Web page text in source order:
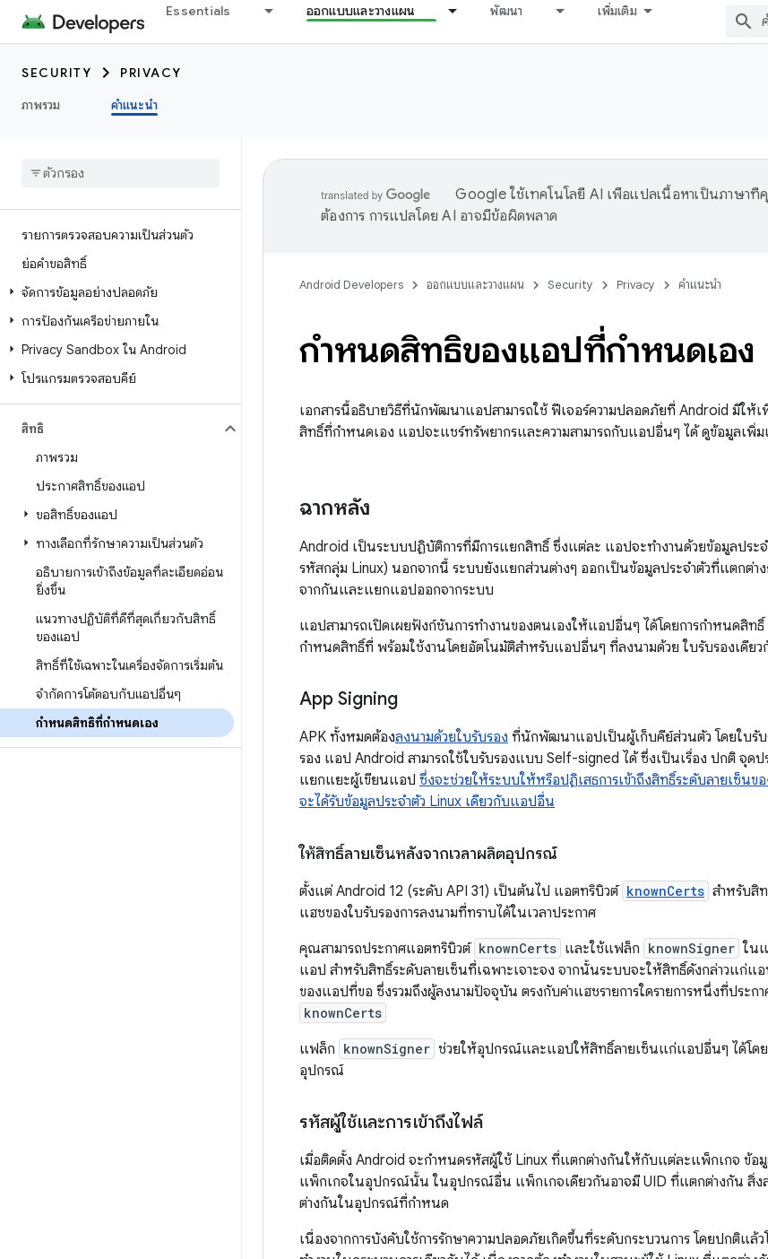
Essentials ออกแบบและวางแผน พัฒนา เพิ่มเติม
SECURITY
PRIVACY
ภาพรวม
คำแนะนำ
รายการตรวจสอบความเป็นส่วนตัว
ย่อคำขอสิทธิ์
จัดการข้อมูลอย่างปลอดภัย
การป้องกันเครือข่ายภายใน
Privacy Sandbox ใน Android
โปรแกรมตรวจสอบคีย์
สิทธิ์
ภาพรวม
ประกาศสิทธิ์ของแอป
ขอสิทธิ์ของแอป
ทางเลือกที่รักษาความเป็นส่วนตัว
อธิบายการเข้าถึงข้อมูลที่ละเอียดอ่อน
ยิ่งขึ้น
แนวทางปฏิบัติที่ดีที่สุดเกี่ยวกับสิทธิ์
ของแอป
สิทธิ์ที่ใช้เฉพาะในเครื่องจัดการเริ่มต้น
จำกัดการโต้ตอบกับแอปอื่นๆ
กำหนดสิทธิ์ที่กำหนดเอง
Google ใช้เทคโนโลยี AI เพื่อแปลเนื้อหาเป็นภาษา
ต้องการ การแปลโดย AI อาจมีข้อผิดพลาด
Android Developers ออกแบบและวางแผน Security Privacy คำแนะนำ
กำหนดสิทธิ์ของแอปที่กำหนดเอง
เอกสารนี้อธิบายวิธีที่นักพัฒนาแอปสามารถใช้ ฟีเจอร์ความปลอดภัยที่ Android มีให้
สิทธิ์ที่กำหนดเอง แอปจะแชร์ทรัพยากรและความสามารถกับแอปอื่นๆ ได้ ดูข้อมูลเพิ่ม
ฉากหลัง
Android เป็นระบบปฏิบัติการที่มีการแยกสิทธิ์ ซึ่งแต่ละ แอปจะทำงานด้วยข้อมูลประ
รหัสกลุ่ม Linux) นอกจากนี้ ระบบยังแยกส่วนต่างๆ ออกเป็นข้อมูลประจำตัวที่แตกต่
จากกันและแยกแอปออกจากระบบ
แอปสามารถเปิดเผยฟังก์ชันการทำงานของตนเองให้แอปอื่นๆ ได้โดยการกำหนดสิท
กำหนดสิทธิ์ที่ พร้อมใช้งานโดยอัตโนมัติสำหรับแอปอื่นๆ ที่ลงนามด้วย ใบรับรองเดียว
App Signing
APK ทั้งหมดต้องลงนามด้วยใบรับรอง ที่นักพัฒนาแอปเป็นผู้เก็บคีย์ส่วนตัว โดยใบรับ
รอง แอป Android สามารถใช้ใบรับรองแบบ Self-signed ได้ ซึ่งเป็นเรื่อง ปกติ จุด
แยกแยะผู้เขียนแอป ซึ่งจะช่วยให้ระบบให้หรือปฏิเสธการเข้าถึงสิทธิ์ระดับลายเซ็น
จะได้รับข้อมูลประจำตัว Linux เดียวกับแอปอื่น
ให้สิทธิ์ลายเซ็นหลังจากเวลาผลิตอุปกรณ์
ตั้งแต่ Android 12 (ระดับ API 31) เป็นต้นไป แอตทริบิวต์ knownCerts สำหรับสิ
แฮชของใบรับรองการลงนามที่ทราบได้ในเวลาประกาศ
คุณสามารถประกาศแอตทริบิวต์ knownCerts และใช้แฟล็ก knownSigner ใน
แอป สำหรับสิทธิ์ระดับลายเซ็นที่เฉพาะเจาะจง จากนั้นระบบจะให้สิทธิ์ดังกล่าวแก่แ
ของแอปที่ขอ ซึ่งรวมถึงผู้ลงนามปัจจุบัน ตรงกับค่าแฮชรายการใดรายการหนึ่งที่ประ
knownCerts
แฟล็ก knownSigner ช่วยให้อุปกรณ์และแอปให้สิทธิ์ลายเซ็นแก่แอปอื่นๆ ได้โด
อุปกรณ์
รหัสผู้ใช้และการเข้าถึงไฟล์
เมื่อติดตั้ง Android จะกำหนดรหัสผู้ใช้ Linux ที่แตกต่างกันให้กับแต่ละแพ็กเกจ ข้อมู
แพ็กเกจในอุปกรณ์นั้น ในอุปกรณ์อื่น แพ็กเกจเดียวกันอาจมี UID ที่แตกต่างกัน สิ่
ต่างกันในอุปกรณ์ที่กำหนด
เนื่องจากการบังคับใช้การรักษาความปลอดภัยเกิดขึ้นที่ระดับกระบวนการ โดยปกติแล้ว